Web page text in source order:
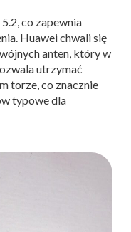
co zapewnia
Huawei chwali się
anten, który w
utrzymać
torze, co znacznie
typowe dla